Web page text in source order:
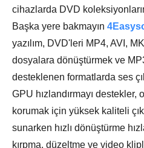
cihazlarda DVD
Başka yere bakmayın
yazılım, DVD'leri MP4, AVI,
dosyalara dönüştürmek ve
desteklenen formatlarda ses
GPU hızlandırmayı
korumak için yüksek kaliteli
sunarken hızlı dönüştürme
kırpma, düzeltme ve video